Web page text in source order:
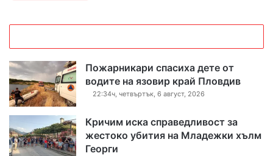
Пожарникари спасиха дете от
водите на язовир край Пловдив
22:34ч, четвъртък, 6 август, 2026
Кричим иска справедливост за
жестоко убития на Младежки хълм
Георги